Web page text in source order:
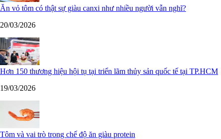
Ăn vỏ tôm có thật sự giàu canxi như nhiều người vẫn nghĩ?
20/03/2026
Hơn 150 thương hiệu hội tụ tại triển lãm thủy sản quốc tế tại TP.HCM
19/03/2026
Tôm và vai trò trong chế độ ăn giàu protein